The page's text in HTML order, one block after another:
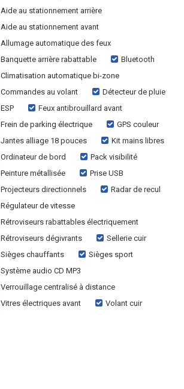
Aide au stationnement arrière
Aide au stationnement avant
Allumage automatique des feux
Banquette arrière rabattable
Bluetooth
Climatisation automatique bi-zone
Commandes au volant
Détecteur de pluie
ESP
Feux antibrouillard avant
Frein de parking électrique
GPS couleur
Jantes alliage 18 pouces
Kit mains libres
Ordinateur de bord
Pack visibilité
Peinture métallisée
Prise USB
Projecteurs directionnels
Radar de recul
Régulateur de vitesse
Rétroviseurs rabattables électriquement
Rétroviseurs dégivrants
Sellerie cuir
Sièges chauffants
Sièges sport
Système audio CD MP3
Verrouillage centralisé à distance
Vitres électriques avant
Volant cuir